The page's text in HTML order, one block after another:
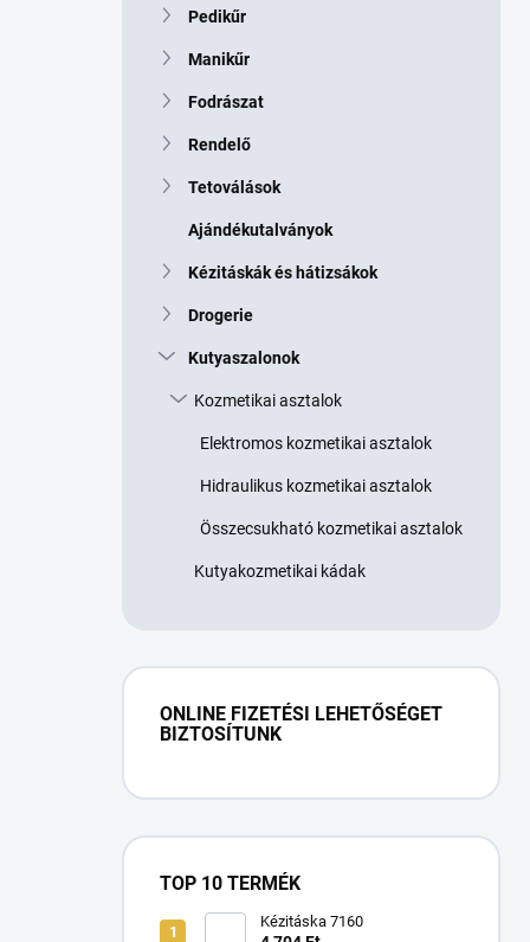
Pedikűr
Manikűr
Fodrászat
Rendelő
Tetoválások
Ajándékutalványok
Kézitáskák és hátizsákok
Drogerie
Kutyaszalonok
Kozmetikai asztalok
Elektromos kozmetikai asztalok
Hidraulikus kozmetikai asztalok
Összecsukható kozmetikai asztalok
Kutyakozmetikai kádak
ONLINE FIZETÉSI LEHETŐSÉGET
BIZTOSÍTUNK
TOP 10 TERMÉK
Kézitáska 7160